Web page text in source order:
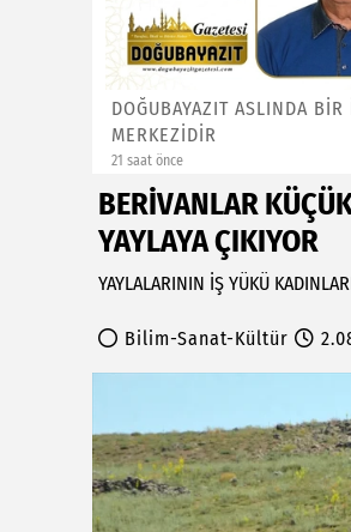
DOĞUBAYAZIT ASLINDA BİR
MERKEZİDİR
21 saat önce
BERİVANLAR
YAYLAYA ÇIKIYOR
YAYLALARININ İŞ YÜKÜ
Bilim-Sanat-Kültür